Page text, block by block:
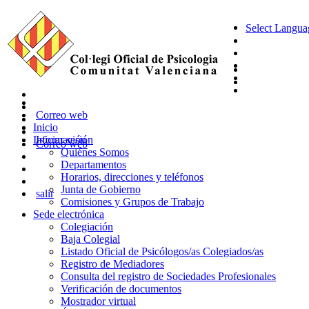
Select
Correo web
Iniciar sesión
Correo web
salir
Inicio
Información
Quiénes Somos
Departamentos
Horarios, direcciones y teléfonos
Junta de Gobierno
Comisiones y Grupos de Trabajo
Sede electrónica
Colegiación
Baja Colegial
Listado Oficial de Psicólogos/as Colegiados/as
Registro de Mediadores
Consulta del registro de Sociedades Profesionales
Verificación de documentos
Mostrador virtual